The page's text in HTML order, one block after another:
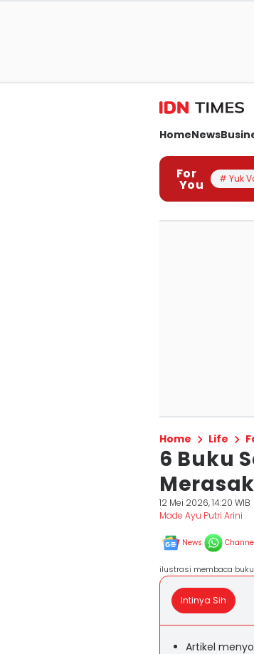
HomeNews
For
You # Yuk
Home Life
6 Buku
12 Mei 2026, 14:20 WIB
Made Ayu Putri Arini
News
ilustrasi membaca
Intinya Sih
Artikel